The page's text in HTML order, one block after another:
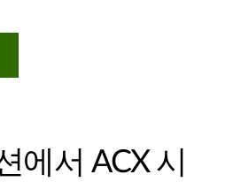
에서 ACX 시